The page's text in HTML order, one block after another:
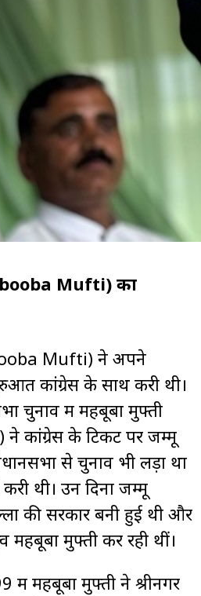
Mufti) का
Mufti) ने अपने
कांग्रेस के साथ करी थी।
चुनाव में महबूबा मुफ्ती
कांग्रेस के टिकट पर जम्मू
से चुनाव भी लड़ा था
थी। उन दिनों जम्मू
की सरकार बनी हुई थी और
महबूबा मुफ्ती कर रही थीं।
महबूबा मुफ्ती ने श्रीनगर